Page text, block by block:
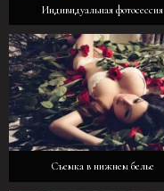
Индивидуальная фотосессия
Съемка в нижнем белье